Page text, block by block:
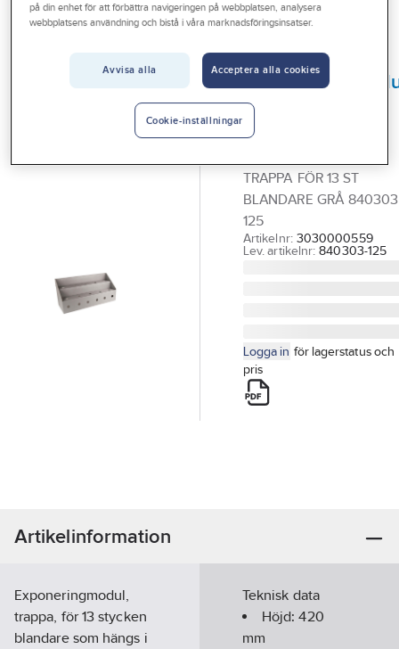
Outlet
Gelia Produkter Gelia VVS Blandare Blandarfäste
trappa för
blandare, Gelia
TRAPPA FÖR 13 ST
BLANDARE GRÅ
125
Artikelnr: 3030000559
Lev. artikelnr: 840303-125
Logga in för lagerstatus och
pris
Artikelinformation
Exponeringmodul,
trappa, för 13 stycken
blandare som hängs i
Teknisk data
Höjd:420
mm
på din enhet för att förbättra navigeringen på webbplatsen, analysera
webbplatsens användning och bistå i våra marknadsföringsinsatser.
Avvisa alla Acceptera alla cookies
Cookie-inställningar